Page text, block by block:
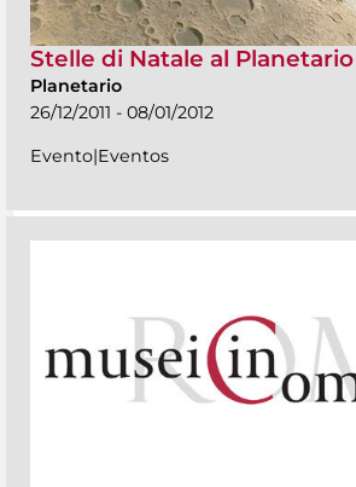
Stelle di Natale al Planetario
Planetario
26/12/2011 - 08/01/2012
Evento|Eventos